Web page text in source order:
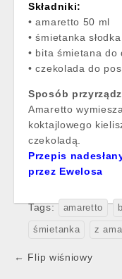
Składniki:
• amaretto 50 ml
• śmietanka
• bita śmietana do
• czekolada do
Sposób
Amaretto
koktajlowego
czekoladą.
Przepis
przez Ewelosa
Tags: amaretto
śmietanka z
Post
← Flip wiśniowy